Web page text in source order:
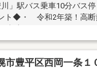
」駅バス乗車10分バス停
ト◆・ 令和2年築！高断
さ2.1mの車庫完備で大
2階からは藻岩山の美し
みで部分リフォームを楽
渡し～設立30年の実績。
市豊平区西岡一条１